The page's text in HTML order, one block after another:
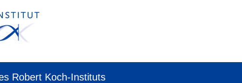
Robert Koch-Instituts